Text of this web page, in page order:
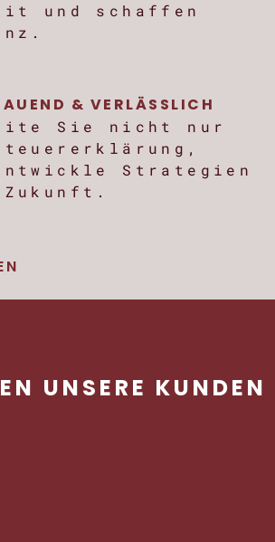
und schaffen
& VERLÄSSLICH
Sie nicht nur
Strategien
UNSERE KUNDEN